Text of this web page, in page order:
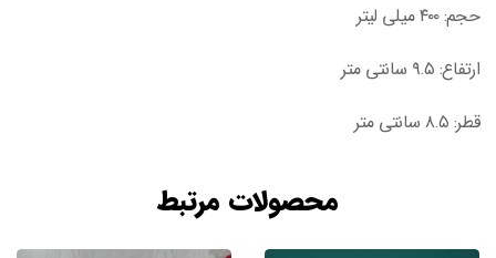
حجم: ۴۰۰ میلی لیتر
ارتفاع: ۹.۵ سانتی متر
قطر: ۸.۵ سانتی متر
محصولات مرتبط